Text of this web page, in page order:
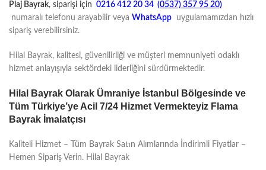
Plaj Bayrak, siparişi için 0216 412 20 34 (0537) 357 95 20)
numaralı telefonu arayabilir veya WhatsApp uygulamamızdan hızlı
sipariş verebilirsiniz.
Hilal Bayrak, kalitesi, güvenilirliği ve müşteri memnuniyeti odaklı
hizmet anlayışıyla sektördeki liderliğini sürdürmektedir.
Hilal Bayrak Olarak Ümraniye İstanbul Bölgesinde ve
Tüm Türkiye’ye Acil 7/24 Hizmet Vermekteyiz Flama
Bayrak İmalatçısı
Kaliteli Hizmet – Tüm Bayrak Satın Alımlarında İndirimli Fiyatlar –
Hemen Sipariş Verin. Hilal Bayrak